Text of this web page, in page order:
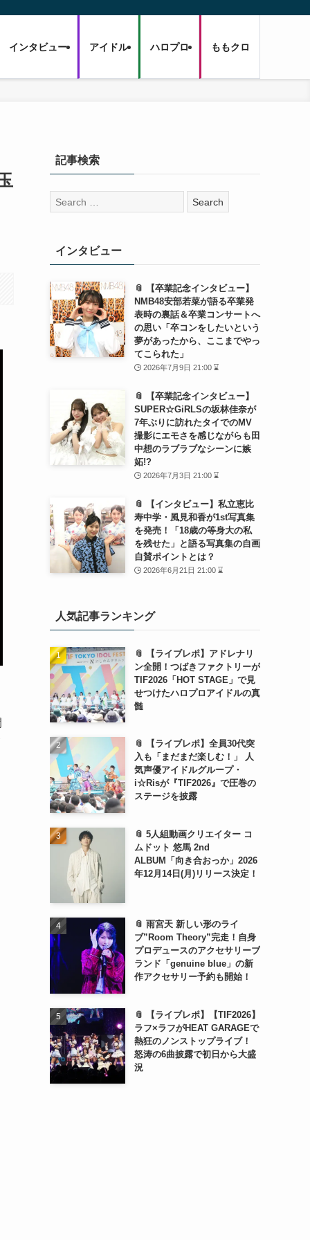
インタビュー アイドル ハロプロ ももクロ
記事検索
検
索:
インタビュー
📎 【卒業記念インタビュー】
NMB48安部若菜が語る卒業発
表時の裏話＆卒業コンサートへ
の思い「卒コンをしたいという
夢があったから、ここまでやっ
てこられた」
2026年7月9日 21:00 ⌛
📎 【卒業記念インタビュー】
SUPER☆GiRLSの坂林佳奈が
7年ぶりに訪れたタイでのMV
撮影にエモさを感じながらも田
中想のラブラブなシーンに嫉
妬!?
2026年7月3日 21:00 ⌛
📎 【インタビュー】私立恵比
寿中学・風見和香が1st写真集
を発売！「18歳の等身大の私
を残せた」と語る写真集の自画
自賛ポイントとは？
2026年6月21日 21:00 ⌛
人気記事ランキング
📎 【ライブレポ】アドレナリ
ン全開！つばきファクトリーが
TIF2026「HOT STAGE」で見
せつけたハロプロアイドルの真
髄
📎 【ライブレポ】全員30代突
入も「まだまだ楽しむ！」 人
気声優アイドルグループ・
i☆Risが『TIF2026』で圧巻の
ステージを披露
📎 5人組動画クリエイター コ
ムドット 悠馬 2nd
ALBUM「向き合おっか」2026
年12月14日(月)リリース決定！
📎 雨宮天 新しい形のライ
ブ”Room Theory”完走！自身
プロデュースのアクセサリーブ
ランド「genuine blue」の新
作アクセサリー予約も開始！
📎 【ライブレポ】【TIF2026】
ラフ×ラフがHEAT GARAGEで
熱狂のノンストップライブ！
怒涛の6曲披露で初日から大盛
況